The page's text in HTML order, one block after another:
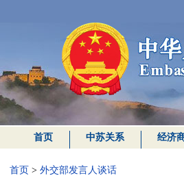
首页 中苏关系 经济
首页 > 外交部发言人谈话